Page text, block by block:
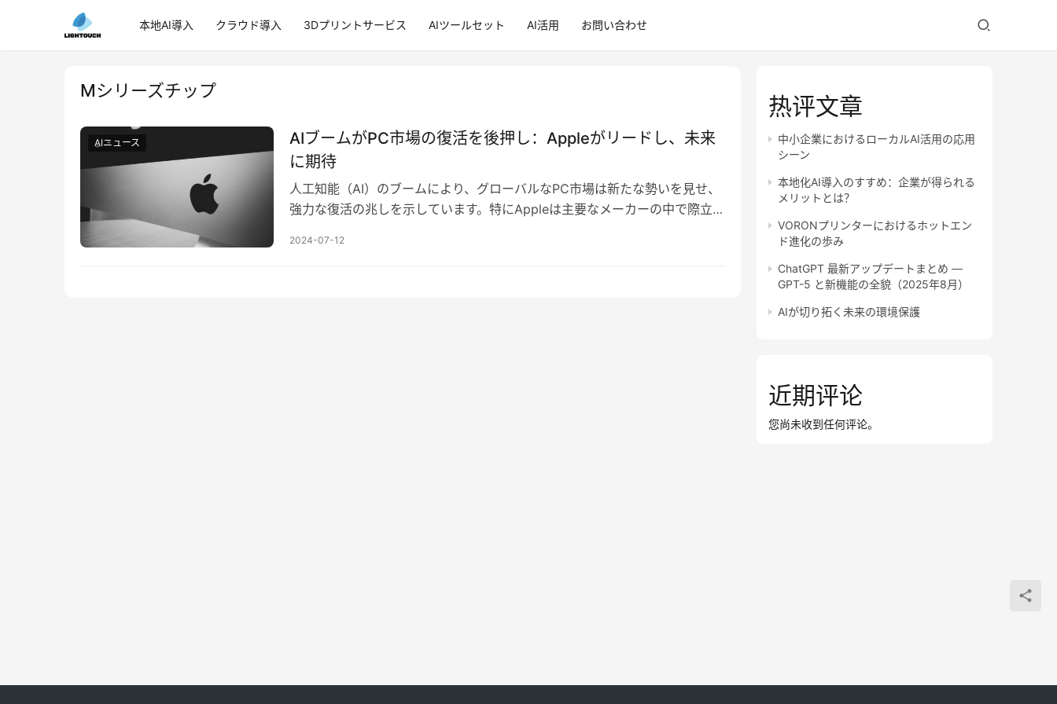
本地AI導入 クラウド導入 3Dプリントサービス AIツールセット AI活用 お問い合わせ
Mシリーズチップ
AIニュース
AIブームがPC市場の復活を後押し：Appleがリードし、未来
に期待
人工知能（AI）のブームにより、グローバルなPC市場は新たな勢いを見せ、
強力な復活の兆しを示しています。特にAppleは主要なメーカーの中で際立っ
2024-07-12
热评文章
中小企業におけるローカルAI活用の応用
シーン
本地化AI導入のすすめ：企業が得られる
メリットとは？
VORONプリンターにおけるホットエン
ド進化の歩み
ChatGPT 最新アップデートまとめ —
GPT-5 と新機能の全貌（2025年8月）
AIが切り拓く未来の環境保護
近期评论
您尚未收到任何评论。